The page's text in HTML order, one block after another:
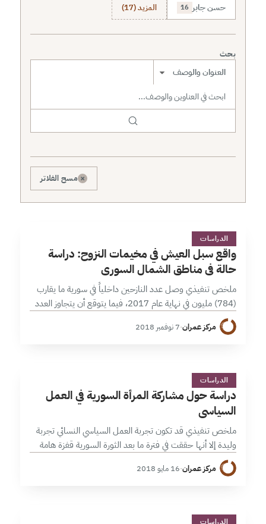
حسن جابر 16 المزيد (17)
بحث
نطاق البحث
× مسح الفلاتر
و
75 دقائق
الدراسات
واقع سبل العيش في مخيمات النزوح: دراسة
حالة في مناطق الشمال السوري
ملخص تنفيذي وصل عدد النازحين داخلياً في سورية ما يقارب
(784) مليون في نهاية عام 2017، فيما يتوقع أن يتجاوز العدد
عتبة 8 مليون نازح. تستقر نسبة كبيرة منهم ضمن…
مركز عمران·7 نوفمبر 2018
د5 دقائق
الدراسات
دراسة حول مشاركة المرأة السورية في العمل
السياسي
ملخص تنفيذي قد تكون تجربة العمل السياسي النسائي تجربة
وليدة إلا أنها حققت في فترة ما بعد الثورة السورية قفزة هامة
لاسيما فيما يرتبط بتصدير النساء إلى مراكز صناعة القرار…
مركز عمران·16 مايو 2018
4 دقائق
الدراسات